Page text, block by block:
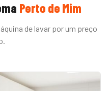
Perto de Mim
de lavar por um preço